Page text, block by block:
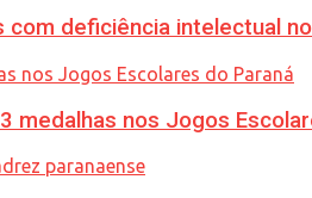
deficiência intelectual
medalhas nos Jogos